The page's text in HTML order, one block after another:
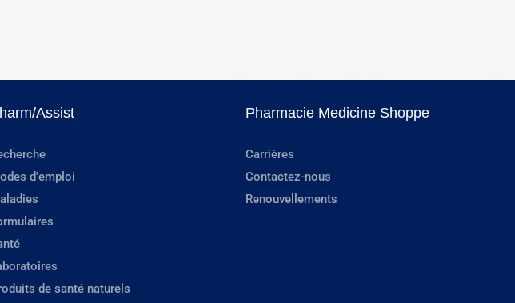
Assist
d'emploi
de santé naturels
Pharmacie Medicine Shoppe
Carrières
Contactez-nous
Renouvellements